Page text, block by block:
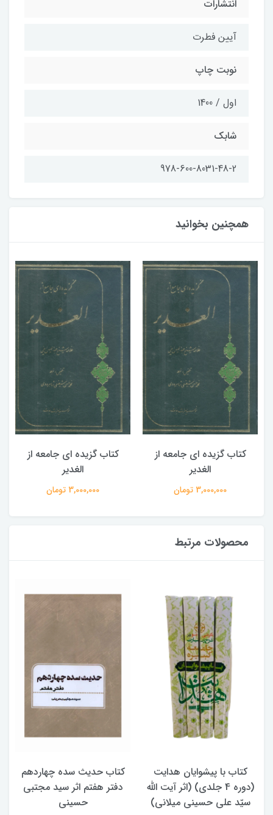
انتشارات
آیین فطرت
نوبت چاپ
اول / 1400
شابک
978-600-8031-48-2
همچنین بخوانید
کتاب گزیده ای جامعه از
الغدیر
3,000,000 تومان
کتاب گزیده ای جامعه از
الغدیر
3,000,000 تومان
محصولات مرتبط
کتاب حدیث سده چهاردهم
دفتر هفتم اثر سید مجتبی
حسینی
کتاب آفاق الولایه فی فقه
الامامه (2 جلدی)
950,000 تومان